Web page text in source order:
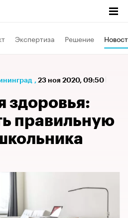
Экспертиза Решение
, 23 ноя 2020, 09:50
здоровья:
правильную